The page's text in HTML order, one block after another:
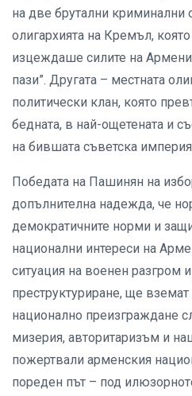
на две брутални криминални
олигархията на Кремъл,
изцеждаше силите на
пази”. Другата – местната
политически клан, която
бедната, в най-ощетената и
на бившата съветска
Победата на Пашинян на
допълнителна надежда, че
демократичните норми и
национални интереси на
ситуация на военен разгром
преструктуриране, ще
национално преизграждане
мизерия, авторитаризъм и
пожертвали арменския
пореден път – под